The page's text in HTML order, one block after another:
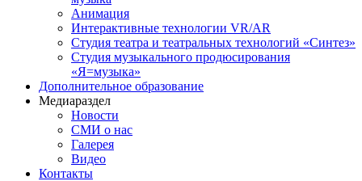
Анимация
Интерактивные технологии VR/AR
Студия театра и театральных технологий «Синтез»
Студия музыкального продюсирования
«Я=музыка»
Дополнительное образование
Медиараздел
Новости
СМИ о нас
Галерея
Видео
Контакты